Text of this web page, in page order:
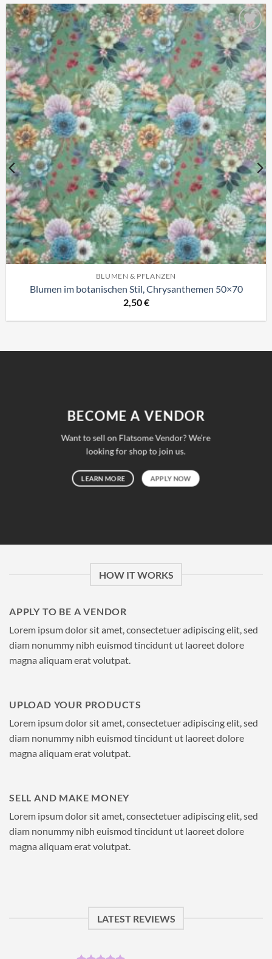
Auf die
Wunschliste
BLUMEN & PFLANZEN
Blumen im botanischen Stil, Chrysanthemen 50×70
2,50€
BECOME A VENDOR
Want to sell on Flatsome Vendor? We’re
looking for shop to join us.
LEARN MORE APPLY NOW
HOW IT WORKS
APPLY TO BE A VENDOR
Lorem ipsum dolor sit amet, consectetuer adipiscing elit, sed
diam nonummy nibh euismod tincidunt ut laoreet dolore
magna aliquam erat volutpat.
UPLOAD YOUR PRODUCTS
Lorem ipsum dolor sit amet, consectetuer adipiscing elit, sed
diam nonummy nibh euismod tincidunt ut laoreet dolore
magna aliquam erat volutpat.
SELL AND MAKE MONEY
Lorem ipsum dolor sit amet, consectetuer adipiscing elit, sed
diam nonummy nibh euismod tincidunt ut laoreet dolore
magna aliquam erat volutpat.
LATEST REVIEWS